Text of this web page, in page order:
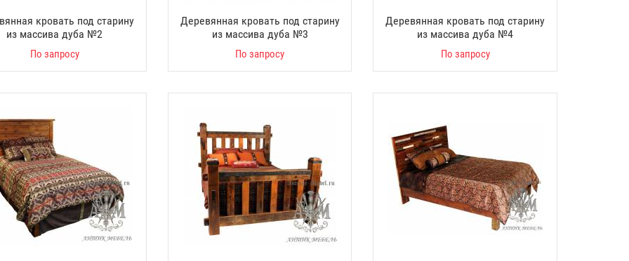
кровать под старину
из массива дуба №2
По запросу
Деревянная кровать под старину
из массива дуба №3
По запросу
Деревянная кровать под старину
из массива дуба №4
По запросу